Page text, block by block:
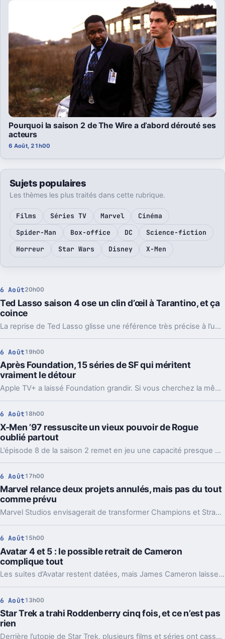
Pourquoi la saison 2 de The Wire a d’abord dérouté ses
acteurs
6 Août, 21h00
Sujets populaires
Les thèmes les plus traités dans cette rubrique.
Films Séries TV Marvel
Cinéma
Spider-Man
Box-office DC
Science-fiction
Horreur
Star Wars Disney X-Men
6 Août20h00
Ted Lasso saison 4 ose un clin d’œil à Tarantino, et ça
coince
La reprise de Ted Lasso glisse une référence très précise à l’univers de Quentin Tarantino. Le détail amuse, mais il crée surtout un vrai décalage.
6 Août 19h00
Après Foundation, 15 séries de SF qui méritent
vraiment le détour
Apple TV+ a laissé Foundation grandir. Si vous cherchez la même SF ambitieuse, voilà 15 séries qui prolongent ses idées, chacune à sa façon.
6 Août 18h00
X-Men ’97 ressuscite un vieux pouvoir de Rogue
oublié partout
L’épisode 8 de la saison 2 remet en jeu une capacité presque effacée des comics de Rogue. Et ce détail change la lecture de toute l’intrigue.
6 Août 17h00
Marvel relance deux projets annulés, mais pas du tout
comme prévu
Marvel Studios envisagerait de transformer Champions et Strange Academy en films. Un virage qui en dit long sur l’état de sa stratégie.
6 Août 15h00
Avatar 4 et 5 : le possible retrait de Cameron
complique tout
Les suites d’Avatar restent datées, mais James Cameron laisse entendre qu’il pourrait passer la main. Et là, l’équation change vraiment.
6 Août 13h00
Star Trek a trahi Roddenberry cinq fois, et ce n’est pas
rien
Derrière l’utopie de Star Trek, plusieurs films et séries ont cassé les règles de Gene Roddenberry. Et parfois, c’est justement ce qui les a rendus meilleurs.